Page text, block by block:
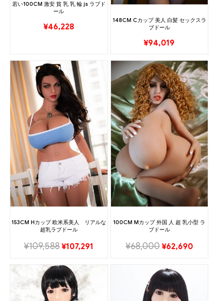
若い100CM 激安 貧 乳 乳 輪 js ラブド
ール
¥46,228
148CM Cカップ 美人 白髪 セックスラ
ブドール
¥94,019
153CM Hカップ 欧米系美人 リアルな
超乳ラブドール
¥109,588 ¥107,291
100CM Mカップ 外国 人 超 乳小型 ラ
ブドール
¥68,000 ¥62,690